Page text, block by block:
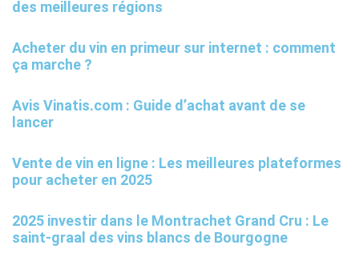
des meilleures régions
Acheter du vin en primeur sur internet : comment
ça marche ?
Avis Vinatis.com : Guide d’achat avant de se
lancer
Vente de vin en ligne : Les meilleures plateformes
pour acheter en 2025
2025 investir dans le Montrachet Grand Cru : Le
saint-graal des vins blancs de Bourgogne